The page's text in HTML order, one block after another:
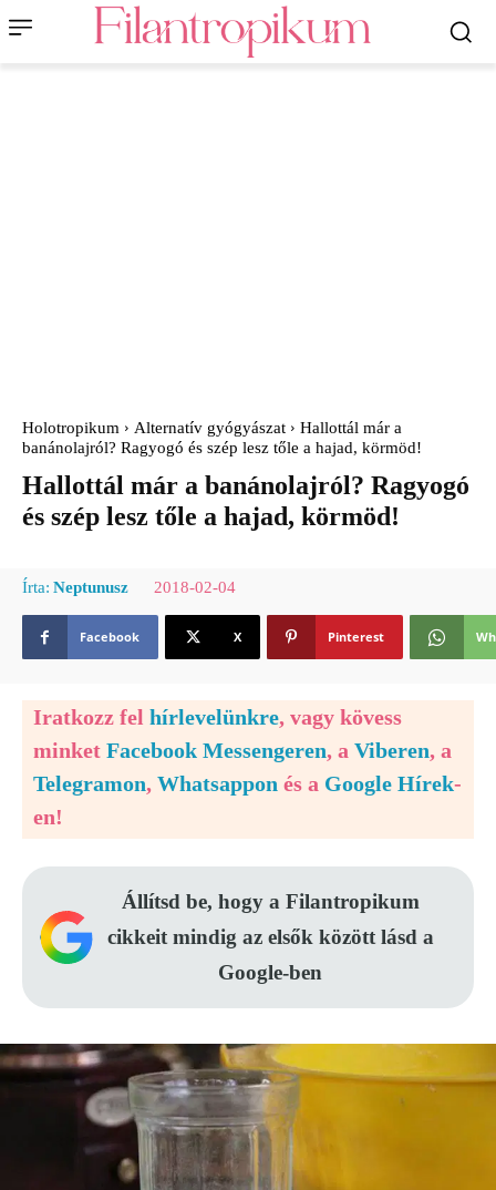
Holotropikum Alternatív gyógyászat
Hallottál már a
banánolajról? Ragyogó és szép lesz tőle a hajad, körmöd!
Hallottál már a banánolajról? Ragyogó
és szép lesz tőle a hajad, körmöd!
Írta: Neptunusz 2018-02-04
Facebook X Pinterest
Iratkozz fel hírlevelünkre, vagy kövess
minket Facebook Messengeren, a Viberen, a
Telegramon, Whatsappon és a Google Hírek-
en!
Állítsd be, hogy a Filantropikum
cikkeit mindig az elsők között lásd a
Google-ben